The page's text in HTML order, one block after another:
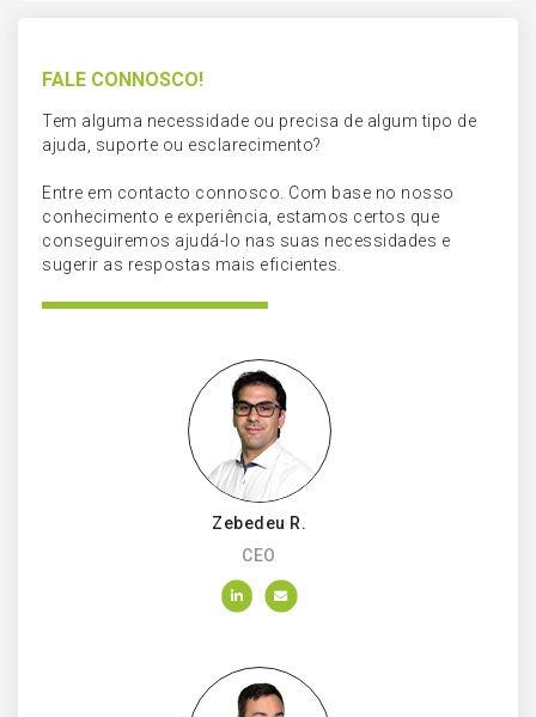
FALE CONNOSCO!
Tem alguma necessidade ou precisa de algum tipo de
ajuda, suporte ou esclarecimento?
Entre em contacto connosco. Com base no nosso
conhecimento e experiência, estamos certos que
conseguiremos ajudá-lo nas suas necessidades e
sugerir as respostas mais eficientes.
Zebedeu R.
CEO